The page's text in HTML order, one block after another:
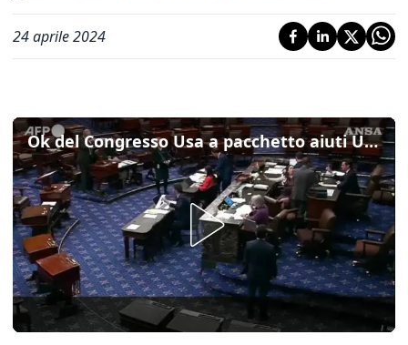
24 aprile 2024
Ok del Congresso Usa a pacchetto aiuti Ucraina